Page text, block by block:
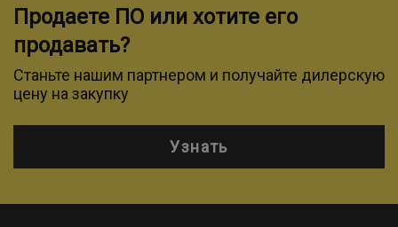
Продаете ПО или хотите его
продавать?
Станьте нашим партнером и получайте дилерскую
цену на закупку
Узнать